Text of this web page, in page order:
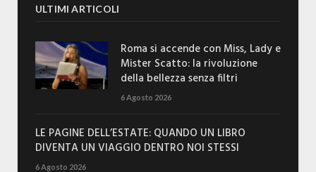
ULTIMI ARTICOLI
Roma si accende con Miss, Lady e
Mister Scatto: la rivoluzione
della bellezza senza filtri
6 Agosto 2026
LE PAGINE DELL’ESTATE: QUANDO UN LIBRO
DIVENTA UN VIAGGIO DENTRO NOI STESSI
6 Agosto 2026